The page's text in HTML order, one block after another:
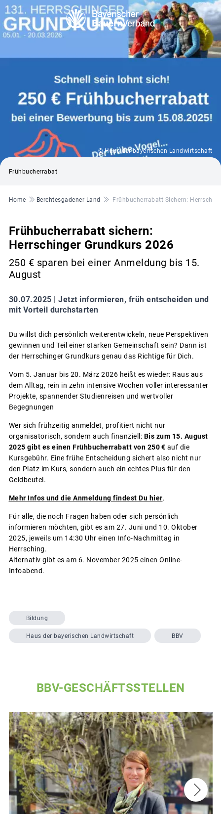
© Haus der bayerischen Landwirtschaft
Frühbucherrabat
Pfadnavigation
Home Berchtesgadener Land Frühbucherrabatt Sichern:
Frühbucherrabatt sichern:
Herrschinger Grundkurs 2026
250 € sparen bei einer Anmeldung bis 15.
August
30.07.2025 | Jetzt informieren, früh entscheiden und
mit Vorteil durchstarten
Du willst dich persönlich weiterentwickeln, neue Perspektiven
gewinnen und Teil einer starken Gemeinschaft sein? Dann ist
der Herrschinger Grundkurs genau das Richtige für Dich.
Vom 5. Januar bis 20. März 2026 heißt es wieder: Raus aus
dem Alltag, rein in zehn intensive Wochen voller interessanter
Projekte, spannender Studienreisen und wertvoller
Begegnungen
Wer sich frühzeitig anmeldet, profitiert nicht nur
organisatorisch, sondern auch finanziell: Bis zum 15. August
2025 gibt es einen Frühbucherrabatt von 250 € auf die
Kursgebühr. Eine frühe Entscheidung sichert also nicht nur
den Platz im Kurs, sondern auch ein echtes Plus für den
Geldbeutel.
Mehr Infos und die Anmeldung findest Du hier.
Für alle, die noch Fragen haben oder sich persönlich
informieren möchten, gibt es am 27. Juni und 10. Oktober
2025, jeweils um 14:30 Uhr einen Info-Nachmittag in
Herrsching.
Alternativ gibt es am 6. November 2025 einen Online-
Infoabend.
Bildung
Haus der bayerischen Landwirtschaft BBV
BBV-GESCHÄFTSSTELLEN